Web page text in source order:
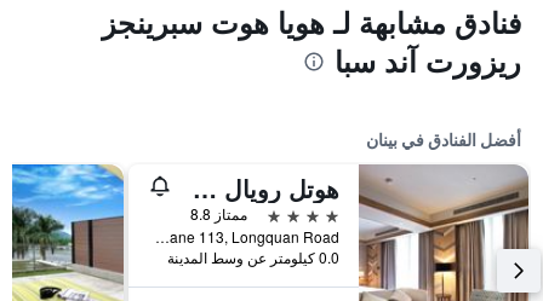
فنادق مشابهة لـ هويا هوت سبرينجز
ريزورت آند سبا
أفضل الفنادق في بينان
هوتل رويال شيبين
4 نجوم
ممتاز 8.8
No. 23, Lane 113, Longquan Road, بينان, تايوان
0.0 كيلومتر عن وسط المدينة